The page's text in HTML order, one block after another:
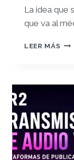
La idea que
que va al
LEER MÁS
–